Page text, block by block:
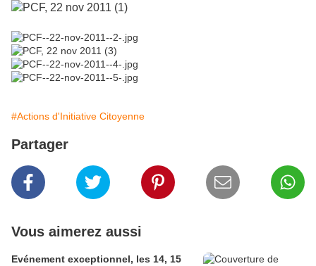
#Actions d'Initiative Citoyenne
Partager
Vous aimerez aussi
Evénement exceptionnel, les 14, 15